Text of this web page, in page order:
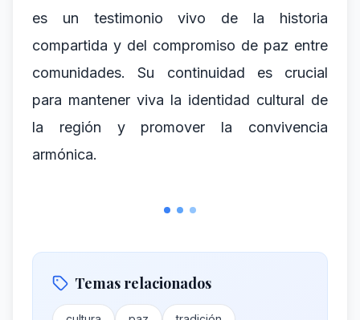
es un testimonio vivo de la historia
compartida y del compromiso de paz entre
comunidades. Su continuidad es crucial
para mantener viva la identidad cultural de
la región y promover la convivencia
armónica.
Temas relacionados